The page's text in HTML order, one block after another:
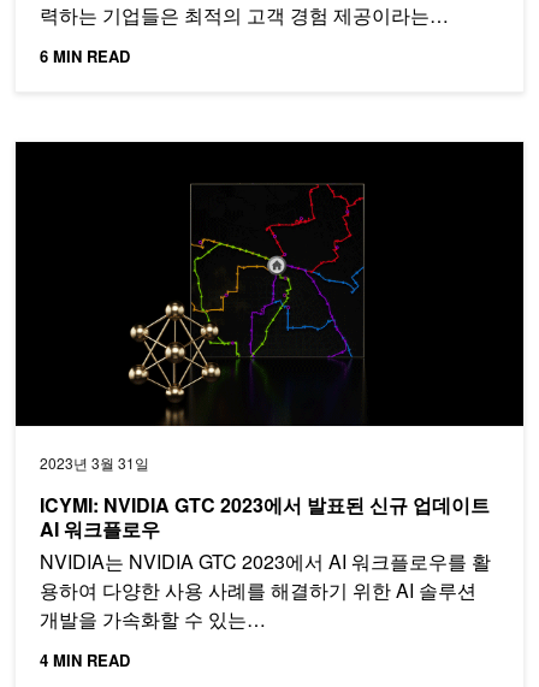
력하는 기업들은 최적의 고객 경험 제공이라는…
6 MIN READ
2023년 3월 31일
ICYMI: NVIDIA GTC 2023에서 발표된 신규 업데이트
AI 워크플로우
NVIDIA는 NVIDIA GTC 2023에서 AI 워크플로우를 활
용하여 다양한 사용 사례를 해결하기 위한 AI 솔루션
개발을 가속화할 수 있는…
4 MIN READ
ICYMI: NVIDIA GTC 2023에서 발표된 신규 업데이트 AI 워크플로